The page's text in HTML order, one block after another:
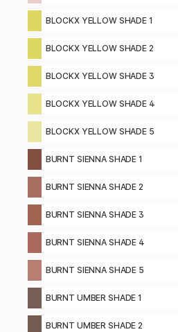
BLOCKX YELLOW SHADE 1
BLOCKX YELLOW SHADE 2
BLOCKX YELLOW SHADE 3
BLOCKX YELLOW SHADE 4
BLOCKX YELLOW SHADE 5
BURNT SIENNA SHADE 1
BURNT SIENNA SHADE 2
BURNT SIENNA SHADE 3
BURNT SIENNA SHADE 4
BURNT SIENNA SHADE 5
BURNT UMBER SHADE 1
BURNT UMBER SHADE 2